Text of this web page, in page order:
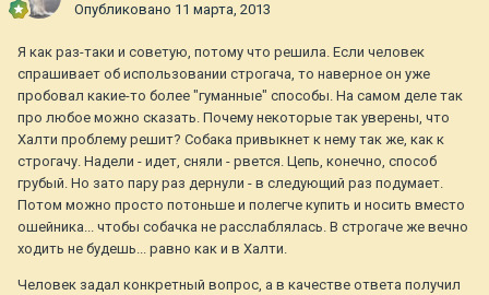
Опубликовано 11 марта, 2013
Я как раз-таки и советую, потому что решила. Если человек
спрашивает об использовании строгача, то наверное он уже
пробовал какие-то более "гуманные" способы. На самом деле так
про любое можно сказать. Почему некоторые так уверены, что
Халти проблему решит? Собака привыкнет к нему так же, как к
строгачу. Надели - идет, сняли - рвется. Цепь, конечно, способ
грубый. Но зато пару раз дернули - в следующий раз подумает.
Потом можно просто потоньше и полегче купить и носить вместо
ошейника... чтобы собачка не расслаблялась. В строгаче же вечно
ходить не будешь... равно как и в Халти.
Человек задал конкретный вопрос, а в качестве ответа получил